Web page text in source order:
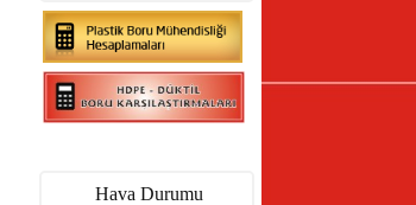
Hava Durumu